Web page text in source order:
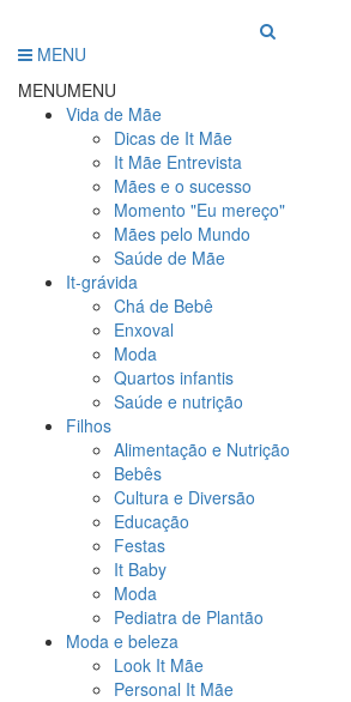
MENU
MENUMENU
Vida de Mãe
Dicas de It Mãe
It Mãe Entrevista
Mães e o sucesso
Momento "Eu mereço"
Mães pelo Mundo
Saúde de Mãe
It-grávida
Chá de Bebê
Enxoval
Moda
Quartos infantis
Saúde e nutrição
Filhos
Alimentação e Nutrição
Bebês
Cultura e Diversão
Educação
Festas
It Baby
Moda
Pediatra de Plantão
Moda e beleza
Look It Mãe
Personal It Mãe